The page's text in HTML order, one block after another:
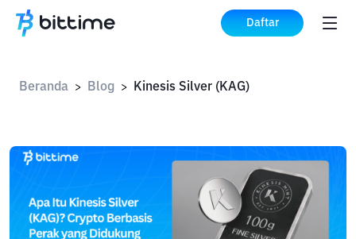
Daftar
Beranda > Blog > Kinesis Silver (KAG)